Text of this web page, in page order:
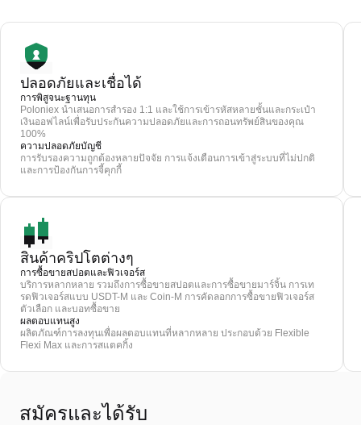
ปลอดภัยและเชื่อได้
การพิสูจนะฐานทุน
Poloniex นำเสนอการสำรอง 1:1 และใช้การเข้ารหัสหลายชั้นและกระเป๋า
เงินออฟไลน์เพื่อรับประกันความปลอดภัยและการถอนทรัพย์สินของคุณ
100%
ความปลอดภัยบัญชี
การรับรองความถูกต้องหลายปัจจัย การแจ้งเตือนการเข้าสู่ระบบที่ไม่ปกติ
และการป้องกันการจี้คุกกี้
สินค้าคริปโตต่างๆ
การซื้อขายสปอตและฟิวเจอร์ส
บริการหลากหลาย รวมถึงการซื้อขายสปอตและการซื้อขายมาร์จิ้น การเท
รดฟิวเจอร์สแบบ USDT-M และ Coin-M การคัดลอกการซื้อขายฟิวเจอร์ส
ตัวเลือก และบอทซื้อขาย
ผลตอบแทนสูง
ผลิตภัณฑ์การลงทุนเพื่อผลตอบแทนที่หลากหลาย ประกอบด้วย Flexible
Flexi Max และการสแตคกิ้ง
สมัครและได้รับ